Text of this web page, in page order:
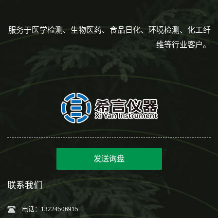
服务于医学检测、生物医药、食品日化、环境检测、化工纤
维等行业客户。
发送询盘
联系我们
电话：13224506915